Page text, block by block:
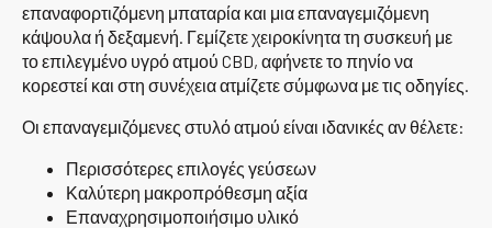
επαναφορτιζόμενη μπαταρία και μια επαναγεμιζόμενη
κάψουλα ή δεξαμενή. Γεμίζετε χειροκίνητα τη συσκευή με
το επιλεγμένο υγρό ατμού CBD, αφήνετε το πηνίο να
κορεστεί και στη συνέχεια ατμίζετε σύμφωνα με τις οδηγίες.
Οι επαναγεμιζόμενες στυλό ατμού είναι ιδανικές αν θέλετε:
Περισσότερες επιλογές γεύσεων
Καλύτερη μακροπρόθεσμη αξία
Επαναχρησιμοποιήσιμο υλικό